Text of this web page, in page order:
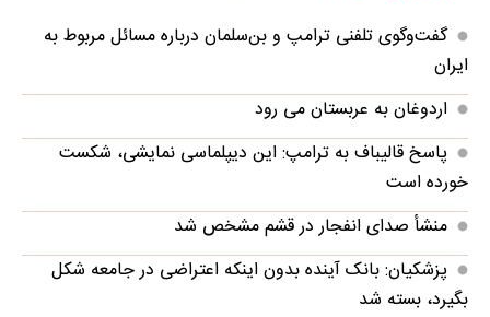
گفت‌وگوی تلفنی ترامپ و بن‌سلمان درباره مسائل مربوط به
ایران
اردوغان به عربستان می رود
پاسخ قالیباف به ترامپ: این دیپلماسی نمایشی، شکست
خورده است
منشأ صدای انفجار در قشم مشخص شد
پزشکیان: بانک آینده بدون اینکه اعتراضی در جامعه شکل
بگیرد، بسته شد